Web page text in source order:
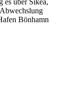
es über Sikea,
Bönhamn